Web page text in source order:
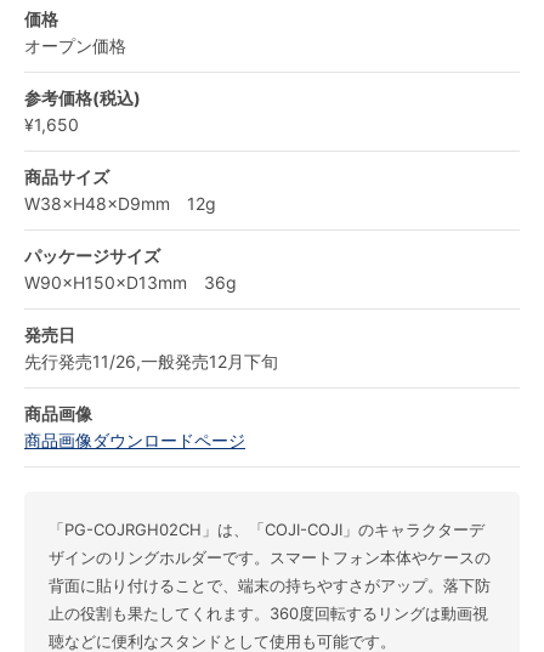
価格
オープン価格
参考価格(税込)
¥1,650
商品サイズ
W38×H48×D9mm 12g
パッケージサイズ
W90×H150×D13mm 36g
発売日
先行発売11/26,一般発売12月下旬
商品画像
商品画像ダウンロードページ
「PG-COJRGH02CH」は、「COJI-COJI」のキャラクターデ
ザインのリングホルダーです。スマートフォン本体やケースの
背面に貼り付けることで、端末の持ちやすさがアップ。落下防
止の役割も果たしてくれます。360度回転するリングは動画視
聴などに便利なスタンドとして使用も可能です。